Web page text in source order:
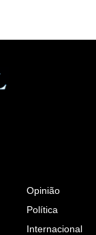
Opinião
Política
Internacional